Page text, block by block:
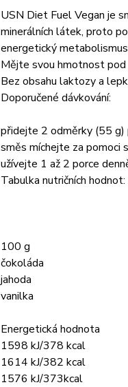
USN Diet Fuel Vegan je
minerálních látek, proto
energetický
Mějte svou hmotnost
Bez obsahu laktozy a
Doporučené dávkování:
přidejte 2 odměrky (55
směs míchejte za pomoci
užívejte 1 až 2 porce
Tabulka nutričních hodnot:
100 g
čokoláda
jahoda
vanilka
Energetická hodnota
1598 kJ/378 kcal
1614 kJ/382 kcal
1576 kJ/373kcal